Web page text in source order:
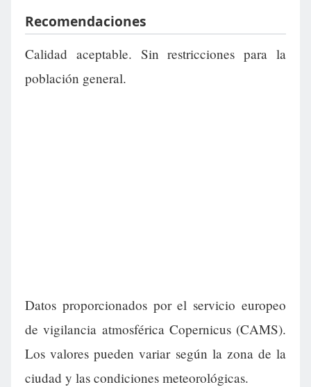
Recomendaciones
Calidad aceptable. Sin restricciones para la
población general.
Datos proporcionados por el servicio europeo
de vigilancia atmosférica Copernicus (CAMS).
Los valores pueden variar según la zona de la
ciudad y las condiciones meteorológicas.